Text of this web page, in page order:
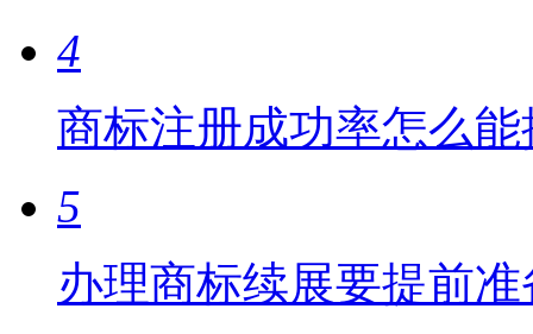
4
商标注册成功率怎么
5
办理商标续展要提前